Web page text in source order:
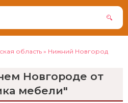
область » Нижний Новгород
Новгороде от
мебели"